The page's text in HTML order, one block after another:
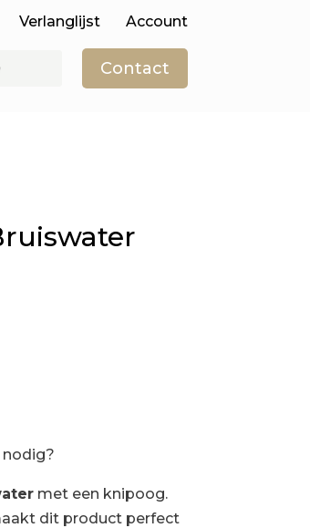
Verlanglijst Account
Contact
nodig?
met een knipoog.
dit product perfect